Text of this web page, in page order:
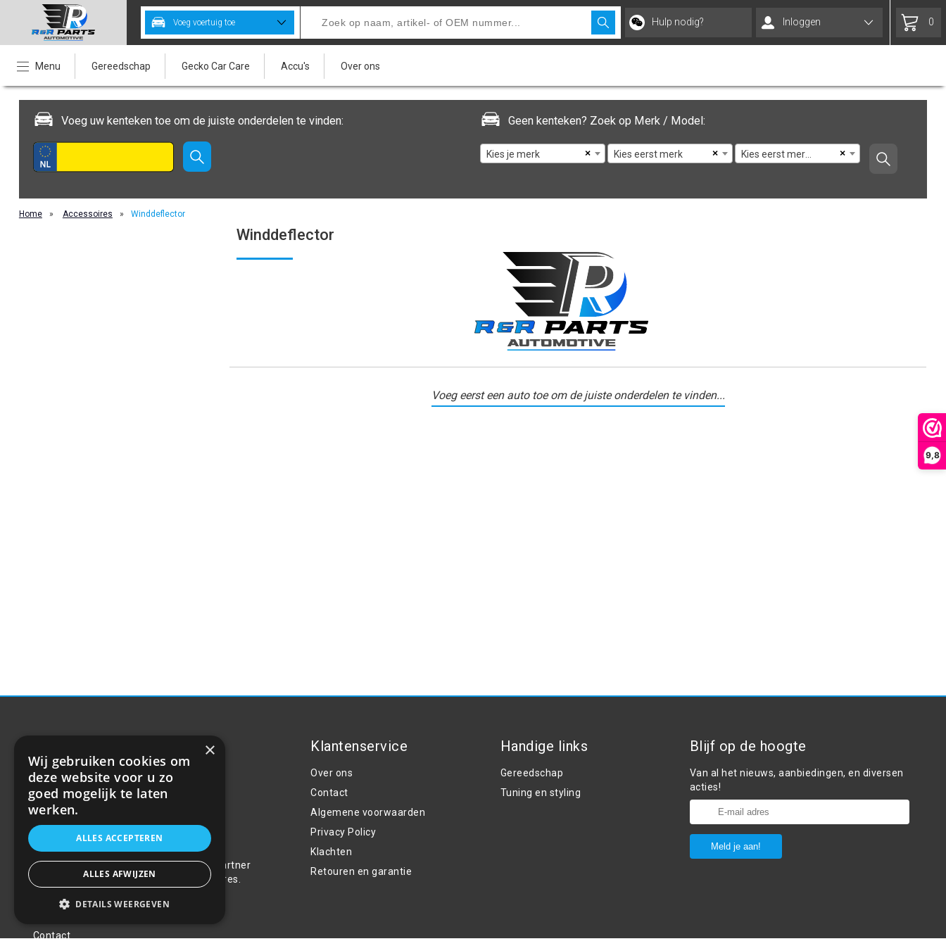
9,8
Voeg voertuig toe Hulp nodig? Inloggen 0
Menu Gereedschap Gecko Car Care Accu's Over ons
Voeg uw kenteken toe om de juiste onderdelen te vinden: Geen kenteken? Zoek op Merk / Model:
×
Kies je merk ×
Kies eerst merk ×
Home » Accessoires » Winddeflector
Winddeflector
Voeg eerst een auto toe om de juiste onderdelen te vinden...
Over ons
Welkom bij R&R Parts Automotive, uw partner
voor de aanschaf van alle auto accessoires.
service & prijs te bieden.
Contact
Klantenservice
Over ons
Contact
Algemene voorwaarden
Privacy Policy
Klachten
Retouren en garantie
Handige links
Gereedschap
Tuning en styling
Blijf op de hoogte
Van al het nieuws, aanbiedingen, en diversen
acties!
×
Wij gebruiken cookies om
deze website voor u zo
goed mogelijk te laten
werken.
ALLES ACCEPTEREN
ALLES AFWIJZEN
DETAILS WEERGEVEN